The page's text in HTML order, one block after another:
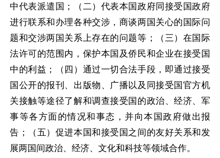
中代表派遣国；（二）代表本国政府同接受国政府
进行联系和办理各种交涉，商谈两国关心的国际问
题和交涉两国关系上存在的问题等；（三）在国际
法许可的范围内，保护本国及侨民和企业在接受国
中的利益；（四）通过一切合法手段，即通过接受
国公开的报刊、出版物、广播以及同接受国官方机
关接触等途径了解和调查接受国的政治、经济、军
事等各方面的情况和事态，并向本国政府做出报
告；（五）促进本国和接受国之间的友好关系和发
展两国间政治、经济、文化和科技等领域合作。